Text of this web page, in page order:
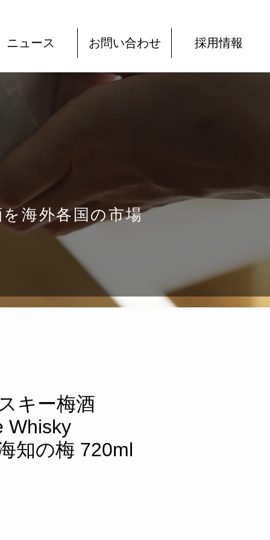
ニュース お問い合わせ 採用情報
海外各国の市場
キー梅酒
Whisky
知の梅 720ml